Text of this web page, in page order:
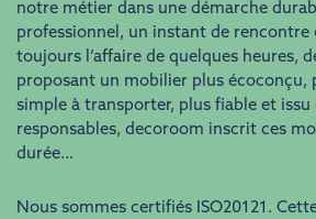
notre métier dans une démarche
professionnel, un instant de rencontre
toujours l’affaire de quelques heures,
proposant un mobilier plus écoconçu,
simple à transporter, plus fiable et issu
responsables, decoroom inscrit ces
durée…
Nous sommes certifiés ISO20121.